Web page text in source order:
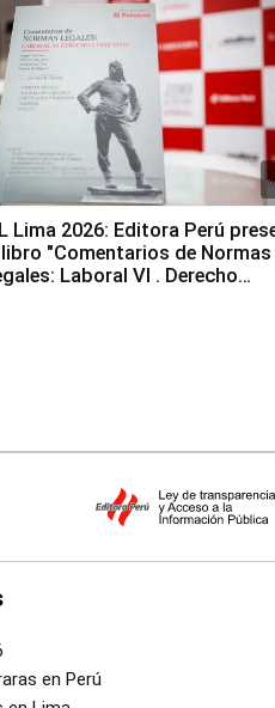
Lima 2026: Editora Perú
"Comentarios de Normas
Laboral Vl . Derecho
en Perú